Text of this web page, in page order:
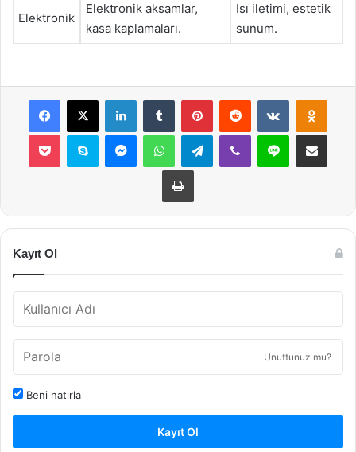
Elektronik
Elektronik aksamlar,
kasa kaplamaları.
Isı iletimi, estetik
sunum.
Facebook
X LinkedInTumblr PinterestReddit VKontakte
Pocket Skype MessengerWhatsAppTelegramViber Line E-Posta ile
Yazdır
Kayıt Ol
Unuttunuz mu?
Beni hatırla
Kayıt Ol